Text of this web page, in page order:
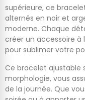
supérieure, ce
alternés en noir et
moderne. Chaque
créer un accessoire à
pour sublimer votre
Ce bracelet
morphologie, vous
de la journée. Que